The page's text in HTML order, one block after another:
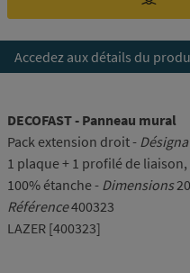
Accedez aux détails du
DECOFAST - Panneau mural
Pack extension droit -
1 plaque + 1 profilé de
100% étanche - Dimensions
Référence400323
LAZER [400323]